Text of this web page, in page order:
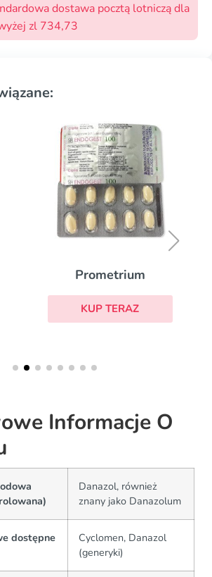
dostawa pocztą lotniczą dla
zl 734,73
Prometrium
KUP TERAZ
Informacje O
Danazol, również
znany jako Danazolum
dostępne
Cyclomen, Danazol
(generyki)